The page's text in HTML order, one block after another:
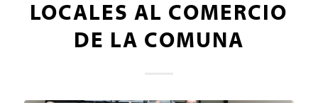
LOCALES AL COMERCIO
DE LA COMUNA